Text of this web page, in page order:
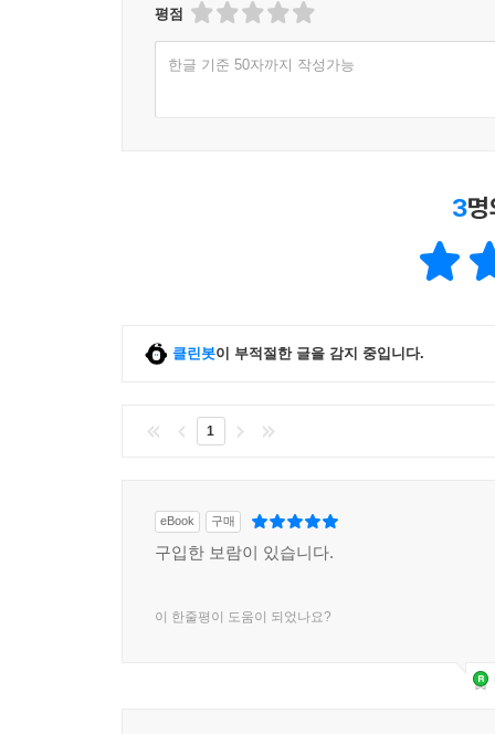
평점
한글 기준 50자까지 작성가능
3
클린봇이 부적절한 글을 감지 중입니다.
1
eBook 구매
구입한 보람이 있습니다.
이 한줄평이 도움이 되었나요?